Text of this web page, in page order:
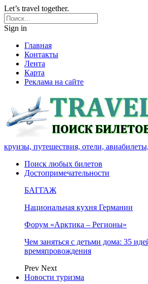
Let’s travel together.
Sign in
Главная
Контакты
Лента
Карта
Реклама на сайте
круизы, путешествия, отели,
Поиск любых билетов
Достопримечательности
БАГГАЖ
Национальная кухня Германии
Форум «Арктика – Регионы»
Чем заняться с детьми дома: 35
времяпровождения
Prev Next
Новости туризма